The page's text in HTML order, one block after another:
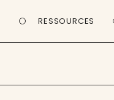
RESSOURCES